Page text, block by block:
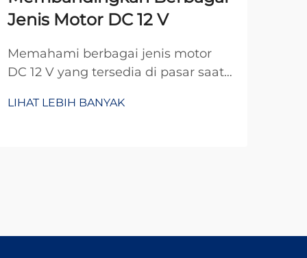
Jenis Motor DC 12 V
Memahami berbagai jenis motor
DC 12 V yang tersedia di pasar saat
desainer, dan produsen yang
LIHAT LEBIH BANYAK